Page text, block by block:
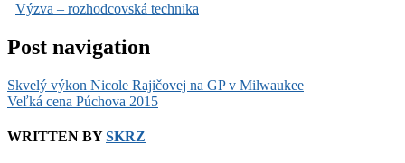
Výzva – rozhodcovská technika
Post navigation
Skvelý výkon Nicole Rajičovej na GP v Milwaukee
Veľká cena Púchova 2015
WRITTEN BYSKRZ